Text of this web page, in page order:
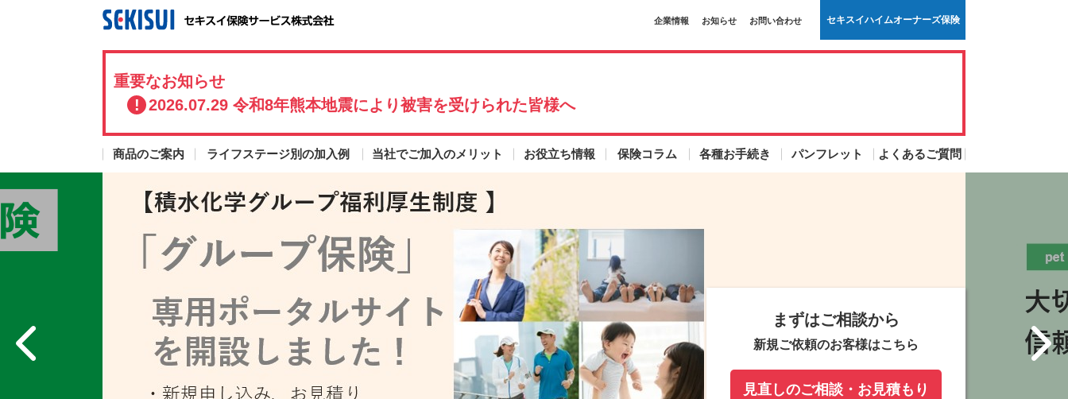
企業情報 お知らせ お問い合わせ セキスイハイムオーナーズ保険
重要なお知らせ
2026.07.29 令和8年熊本地震により被害を受けられた皆様へ
商品のご案内 ライフステージ別の加入例 当社でご加入のメリット お役立ち情報 保険コラム 各種お手続き パンフレット よくあるご質問
まずはご相談から
新規ご依頼のお客様はこちら
見直しのご相談・お見積もり